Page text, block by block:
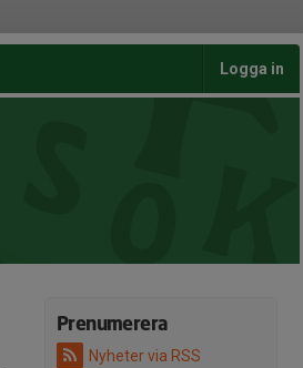
Logga in
Prenumerera
Nyheter via RSS